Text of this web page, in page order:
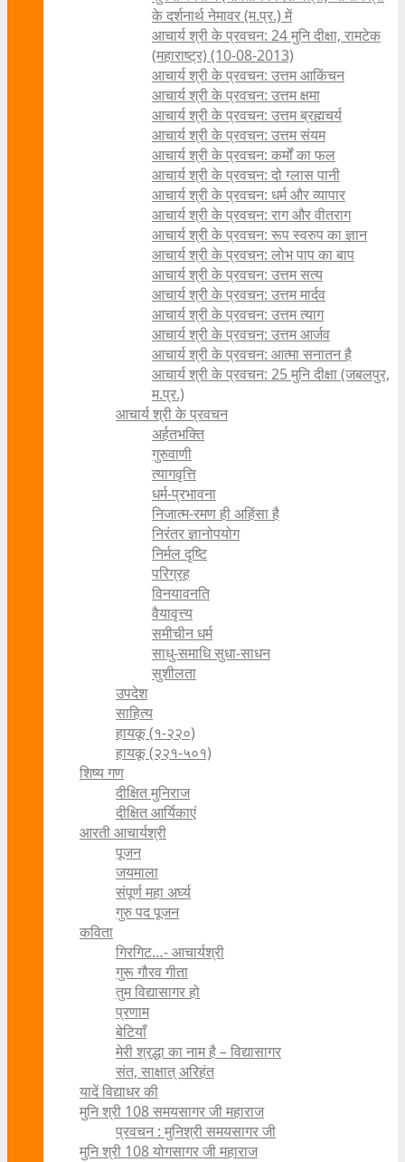
के दर्शनार्थ नेमावर (म.प्र.) में
आचार्य श्री के प्रवचन: 24 मुनि दीक्षा, रामटेक
(महाराष्ट्र) (10-08-2013)
आचार्य श्री के प्रवचन: उत्तम आकिंचन
आचार्य श्री के प्रवचन: उत्तम क्षमा
आचार्य श्री के प्रवचन: उत्तम ब्रह्मचर्य
आचार्य श्री के प्रवचन: उत्तम संयम
आचार्य श्री के प्रवचन: कर्मों का फल
आचार्य श्री के प्रवचन: दो ग्लास पानी
आचार्य श्री के प्रवचन: धर्म और व्यापार
आचार्य श्री के प्रवचन: राग और वीतराग
आचार्य श्री के प्रवचन: रूप स्वरुप का ज्ञान
आचार्य श्री के प्रवचन: लोभ पाप का बाप
आचार्य श्री के प्रवचन: उत्तम सत्य
आचार्य श्री के प्रवचन: उत्तम मार्दव
आचार्य श्री के प्रवचन: उत्तम त्याग
आचार्य श्री के प्रवचन: उत्तम आर्जव
आचार्य श्री के प्रवचन: आत्मा सनातन है
आचार्य श्री के प्रवचन: 25 मुनि दीक्षा (जबलपुर,
म.प्र.)
आचार्य श्री के प्रवचन
अर्हतभक्ति
गुरुवाणी
त्यागवृत्ति
धर्म-प्रभावना
निजात्म-रमण ही अहिंसा है
निरंतर ज्ञानोपयोग
निर्मल दृष्टि
परिग्रह
विनयावनति
वैयावृत्त्य
समीचीन धर्म
साधु-समाधि सुधा-साधन
सुशीलता
उपदेश
साहित्य
हायकू (१‍-२२०)
हायकू (२२१-५०१)
शिष्य गण
दीक्षित मुनिराज
दीक्षित आर्यिकाएं
आरती आचार्यश्री
पूजन
जयमाला
संपूर्ण महा अर्घ्य
गुरु पद पूजन
कविता
गिरगिट…- आचार्यश्री
गुरू गौरव गीता
तुम विद्यासागर हो
प्रणाम
बेटियाँ
मेरी श्रद्धा का नाम है – विद्यासागर
संत, साक्षात् अरिहंत
यादें विद्याधर की
मुनि श्री 108 समयसागर जी महाराज
प्रवचन : मुनिश्री समयसागर जी
मुनि श्री 108 योगसागर जी महाराज